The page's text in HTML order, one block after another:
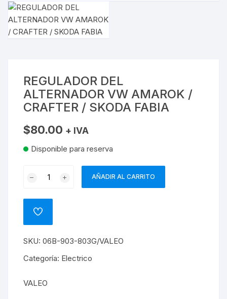
REGULADOR DEL
ALTERNADOR VW AMAROK /
CRAFTER / SKODA FABIA
$80.00 + IVA
Disponible para reserva
VW
AMAROK
CRAFTER
/
FABIA
AÑADIR AL CARRITO
ADD
SKU: 06B-903-803G/VALEO
Categoría: Electrico
VALEO